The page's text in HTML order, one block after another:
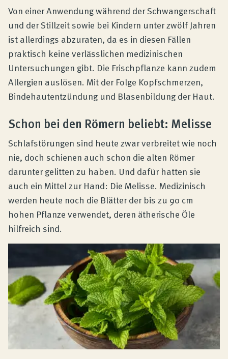
Von einer Anwendung während der Schwangerschaft
und der Stillzeit sowie bei Kindern unter zwölf Jahren
ist allerdings abzuraten, da es in diesen Fällen
praktisch keine verlässlichen medizinischen
Untersuchungen gibt. Die Frischpflanze kann zudem
Allergien auslösen. Mit der Folge Kopfschmerzen,
Bindehautentzündung und Blasenbildung der Haut.
Schon bei den Römern beliebt: Melisse
Schlafstörungen sind heute zwar verbreitet wie noch
nie, doch schienen auch schon die alten Römer
darunter gelitten zu haben. Und dafür hatten sie
auch ein Mittel zur Hand: Die Melisse. Medizinisch
werden heute noch die Blätter der bis zu 90 cm
hohen Pflanze verwendet, deren ätherische Öle
hilfreich sind.